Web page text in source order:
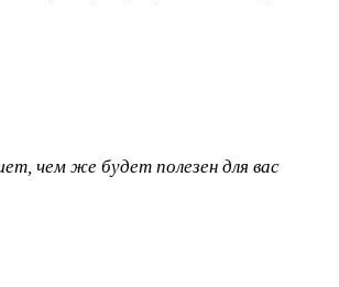
чем же будет полезен для вас